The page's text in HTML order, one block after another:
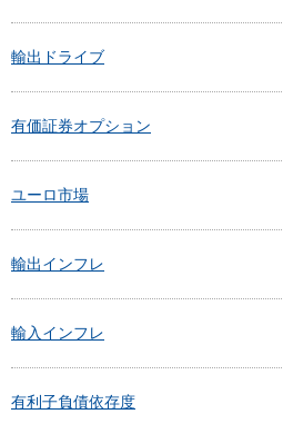
輸出ドライブ
有価証券オプション
ユーロ市場
輸出インフレ
輸入インフレ
有利子負債依存度